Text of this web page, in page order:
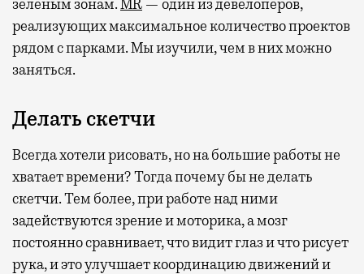
зеленым зонам.MR — один из девелоперов,
реализующих максимальное количество проектов
рядом с парками. Мы изучили, чем в них можно
заняться.
Делать скетчи
Всегда хотели рисовать, но на большие работы не
хватает времени? Тогда почему бы не делать
скетчи. Тем более, при работе над ними
задействуются зрение и моторика, а мозг
постоянно сравнивает, что видит глаз и что рисует
рука, и это улучшает координацию движений и